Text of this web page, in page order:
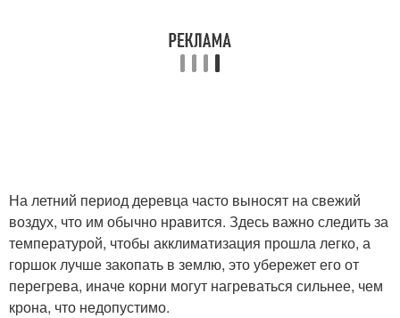
На летний период деревца часто выносят на свежий
воздух, что им обычно нравится. Здесь важно следить за
температурой, чтобы акклиматизация прошла легко, а
горшок лучше закопать в землю, это убережет его от
перегрева, иначе корни могут нагреваться сильнее, чем
крона, что недопустимо.